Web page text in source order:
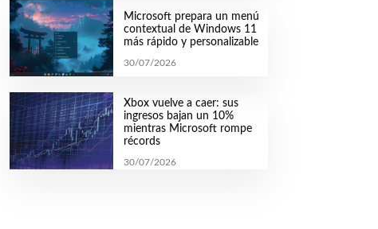
Microsoft prepara un menú
contextual de Windows 11
más rápido y personalizable
30/07/2026
Xbox vuelve a caer: sus
ingresos bajan un 10%
mientras Microsoft rompe
récords
30/07/2026